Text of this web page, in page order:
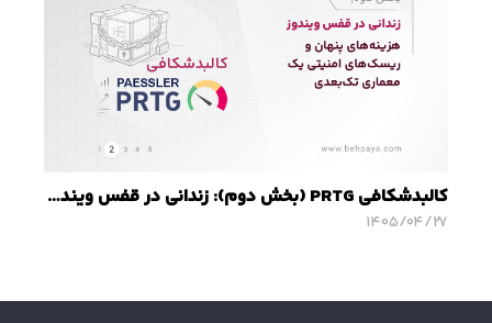
کالبدشکافی PRTG (بخش دوم): زندانی در قفس ویندوز؛ هزینه‌های پنهان و ریسک‌های امنیتی یک معماری تک‌بعدی
۱۴۰۵/۰۴/۲۷